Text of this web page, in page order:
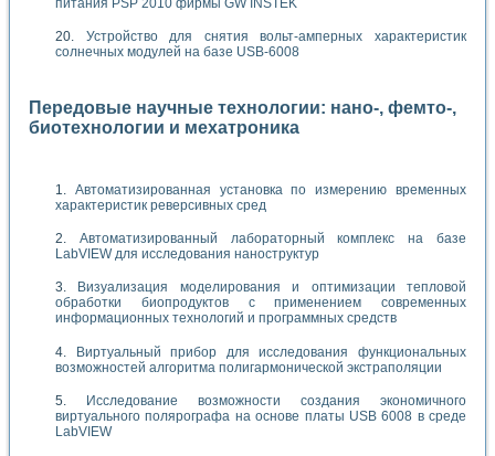
Устройство для снятия вольт-амперных характеристик
солнечных модулей на базе USB-6008
Передовые научные технологии: нано-, фемто-,
биотехнологии и мехатроника
Автоматизированная установка по измерению временных
характеристик реверсивных сред
Автоматизированный лабораторный комплекс на базе
LabVIEW для исследования наноструктур
Визуализация моделирования и оптимизации тепловой
обработки биопродуктов с применением современных
информационных технологий и программных средств
Виртуальный прибор для исследования функциональных
возможностей алгоритма полигармонической экстраполяции
Исследование возможности создания экономичного
виртуального полярографа на основе платы USB 6008 в среде
LabVIEW